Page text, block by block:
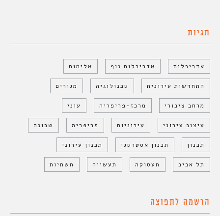
תגיות
אדריכלות אדריכלות נוף אלימות
התחדשות עירונית טכנולוגיה מגורים
מרחב ציבורי מרכז-פריפריה עוני
עיצוב עירוני עירוניות פריפריה שכונה
תכנון תכנון אסטרטגי תכנון עירוני
תל אביב תעסוקה תעשייה תשתיות
הרשמה לתפוצה